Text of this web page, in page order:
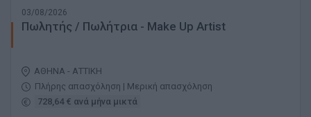
03/08/2026
Πωλητής / Πωλήτρια - Make Up Artist
ΑΘΗΝΑ - ΑΤΤΙΚΗ
Πλήρης απασχόληση | Μερική απασχόληση
728,64 € ανά μήνα μικτά